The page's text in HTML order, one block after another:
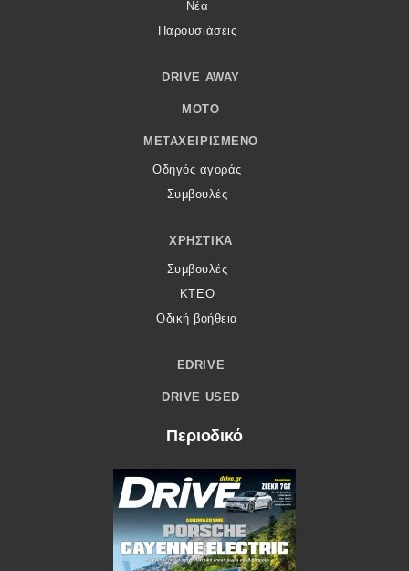
Νέα
Παρουσιάσεις
DRIVE AWAY
MOTO
ΜΕΤΑΧΕΙΡΙΣΜΈΝΟ
Οδηγός αγοράς
Συμβουλές
ΧΡΗΣΤΙΚΆ
Συμβουλές
ΚΤΕΟ
Οδική βοήθεια
EDRIVE
DRIVE USED
Περιοδικό